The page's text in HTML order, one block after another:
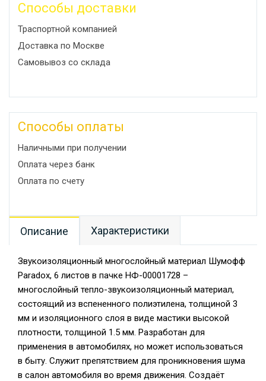
Способы доставки
Траспортной компанией
Доставка по Москве
Самовывоз со склада
Способы оплаты
Наличными при получении
Оплата через банк
Оплата по счету
Описание Характеристики
Звукоизоляционный многослойный материал Шумофф
Paradox, 6 листов в пачке НФ-00001728 –
многослойный тепло-звукоизоляционный материал,
состоящий из вспененного полиэтилена, толщиной 3
мм и изоляционного слоя в виде мастики высокой
плотности, толщиной 1.5 мм. Разработан для
применения в автомобилях, но может использоваться
в быту. Служит препятствием для проникновения шума
в салон автомобиля во время движения. Создаёт